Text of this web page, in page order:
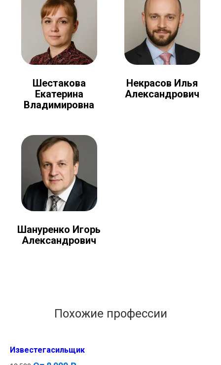
Шестакова
Екатерина
Владимировна
Некрасов Илья
Александрович
Шануренко Игорь
Александрович
Похожие профессии
Известегасильщик